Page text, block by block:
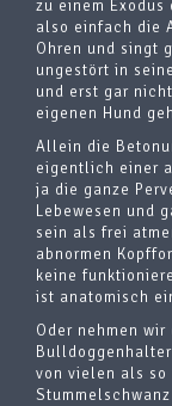
zu einem
also einfach die
Ohren und singt
ungestört in
und erst gar
eigenen Hund
Allein die
eigentlich einer
ja die ganze
Lebewesen und
sein als frei
abnormen
keine
ist anatomisch
Oder nehmen
von vielen als so